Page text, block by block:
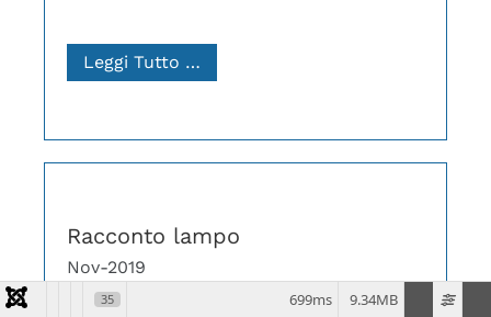
Leggi Tutto …
Racconto lampo
Nov-2019
35 9.34MB
699ms